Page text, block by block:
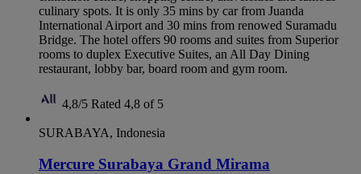
culinary spots. It is only 35 mins by car from Juanda
International Airport and 30 mins from renowed Suramadu
Bridge. The hotel offers 90 rooms and suites from Superior
rooms to duplex Executive Suites, an All Day Dining
restaurant, lobby bar, board room and gym room.
4,8/5 Rated 4,8 of 5
SURABAYA, Indonesia
Mercure Surabaya Grand Mirama